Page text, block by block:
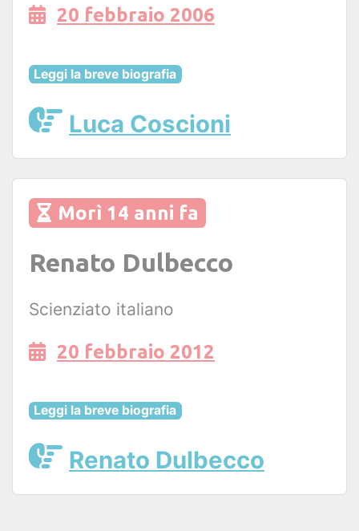
20 febbraio 2006
Leggi la breve biografia
Luca Coscioni
Morì 14 anni fa
Renato Dulbecco
Scienziato italiano
20 febbraio 2012
Leggi la breve biografia
Renato Dulbecco